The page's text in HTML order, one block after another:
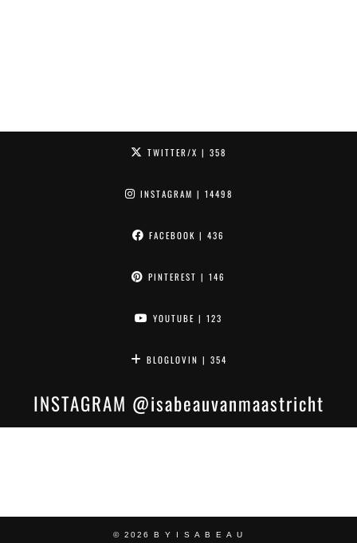
TWITTER/X | 358
INSTAGRAM | 14498
FACEBOOK | 436
PINTEREST | 146
YOUTUBE | 123
BLOGLOVIN | 354
INSTAGRAM @isabeauvanmaastricht
© 2026 B Y I S A B E A U